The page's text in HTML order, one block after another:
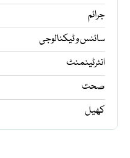
جرائم
سائنس و ٹیکنالوجی
انٹرٹینمنٹ
صحت
کھیل